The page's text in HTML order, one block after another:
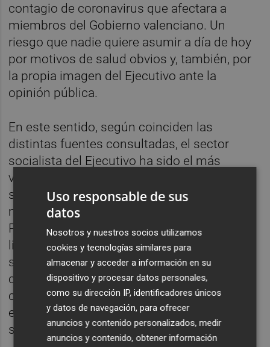
contagio de coronavirus que afectara a
miembros del Gobierno valenciano. Un
riesgo que nadie quiere asumir a día de hoy
por motivos de salud obvios y, también, por
la propia imagen del Ejecutivo ante la
opinión pública.
En este sentido, según coinciden las
distintas fuentes consultadas, el sector
socialista del Ejecutivo ha sido el más
vehemente a la hora de oponerse a un
seminario en estas fechas. Más proclives se
mostraban a esta opción en Compromís y
Podem. De hecho, el departamento que
lidera
Mónica Oltracelebró el pasado fin de
semana una convivencia de estas
características con miembros de su
conselleria para hacer balance de su gestión
en los últimos meses y programar el
siguiente semestre.
Uso responsable de sus
datos
Nosotros y nuestros socios utilizamos
cookies y tecnologías similares para
almacenar y acceder a información en su
dispositivo y procesar datos personales,
como su dirección IP, identificadores únicos
y datos de navegación, para ofrecer
anuncios y contenido personalizados, medir
anuncios y contenido, obtener información